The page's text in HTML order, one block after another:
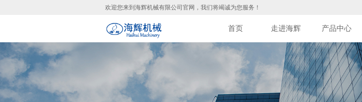
欢迎您来到海辉机械有限公司官网，我们将竭诚为您服务！
首页 走进海辉 产品中心